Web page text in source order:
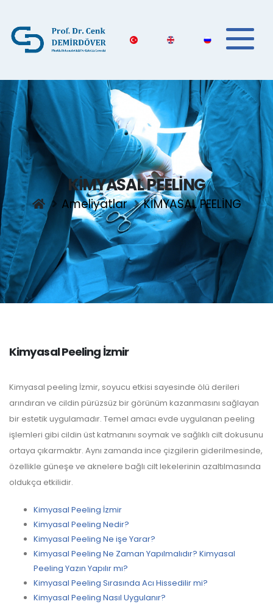
KİMYASAL PEELİNG
Ameliyatlar KİMYASAL PEELİNG
Kimyasal Peeling İzmir
Kimyasal peeling İzmir, soyucu etkisi sayesinde ölü derileri
arındıran ve cildin pürüzsüz bir görünüm kazanmasını sağlayan
bir estetik uygulamadır. Temel amacı evde uygulanan peeling
işlemleri gibi cildin üst katmanını soymak ve sağlıklı cilt dokusunu
ortaya çıkarmaktır. Aynı zamanda ince çizgilerin giderilmesinde,
özellikle güneşe ve aknelere bağlı cilt lekelerinin azaltılmasında
oldukça etkilidir.
Kimyasal Peeling İzmir
Kimyasal Peeling Nedir?
Kimyasal Peeling Ne işe Yarar?
Kimyasal Peeling Ne Zaman Yapılmalıdır? Kimyasal
Peeling Yazın Yapılır mı?
Kimyasal Peeling Sırasında Acı Hissedilir mi?
Kimyasal Peeling Nasıl Uygulanır?